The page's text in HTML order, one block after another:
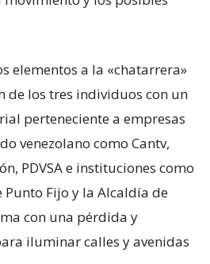
elementos a la «chatarrera»
de los tres individuos con un
perteneciente a empresas
venezolano como Cantv,
PDVSA e instituciones como
Punto Fijo y la Alcaldía de
con una pérdida y
iluminar calles y avenidas